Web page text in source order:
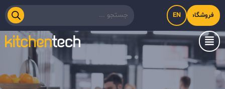
فروشگاه اینترنتی کیت‌لاین
EN